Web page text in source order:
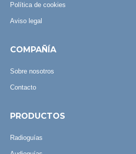
Política de cookies
Aviso legal
COMPAÑÍA
Sobre nosotros
Contacto
PRODUCTOS
Radioguías